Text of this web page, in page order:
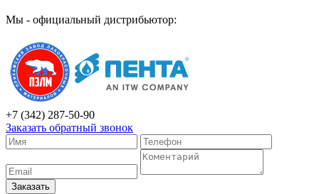
Мы - официальный дистрибьютор:
+7 (342) 287-50-90
Заказать обратный звонок
Заказать